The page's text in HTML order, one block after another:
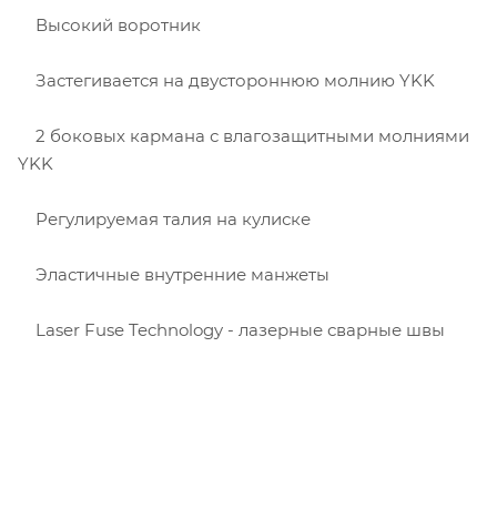
Высокий воротник
Застегивается на двустороннюю молнию YKK
2 боковых кармана с влагозащитными молниями
YKK
Регулируемая талия на кулиске
Эластичные внутренние манжеты
Laser Fuse Technology - лазерные сварные швы